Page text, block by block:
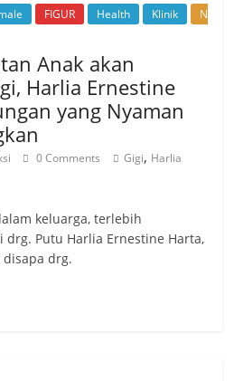
FIGUR Health Klinik
N
Anak akan
Harlia Ernestine
yang Nyaman
0 Comments Gigi, Harlia
keluarga, terlebih
Putu Harlia Ernestine Harta,
disapa drg.